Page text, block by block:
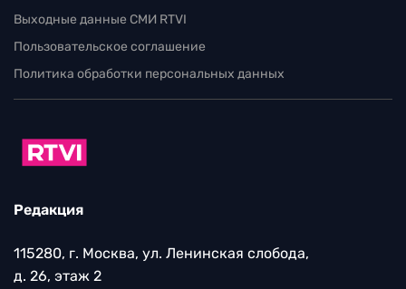
Выходные данные СМИ RTVI
Пользовательское соглашение
Политика обработки персональных данных
Редакция
115280, г. Москва, ул. Ленинская слобода,
д. 26, этаж 2